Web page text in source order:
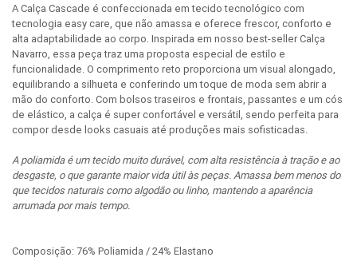
A Calça Cascade é confeccionada em tecido tecnológico com
tecnologia easy care, que não amassa e oferece frescor, conforto e
alta adaptabilidade ao corpo. Inspirada em nosso best-seller Calça
Navarro, essa peça traz uma proposta especial de estilo e
funcionalidade. O comprimento reto proporciona um visual alongado,
equilibrando a silhueta e conferindo um toque de moda sem abrir a
mão do conforto. Com bolsos traseiros e frontais, passantes e um cós
de elástico, a calça é super confortável e versátil, sendo perfeita para
compor desde looks casuais até produções mais sofisticadas.
A poliamida é um tecido muito durável, com alta resistência à tração e ao
desgaste, o que garante maior vida útil às peças. Amassa bem menos do
que tecidos naturais como algodão ou linho, mantendo a aparência
arrumada por mais tempo.
Composição: 76% Poliamida / 24% Elastano